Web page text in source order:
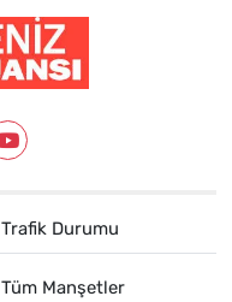
Trafik Durumu
Tüm Manşetler